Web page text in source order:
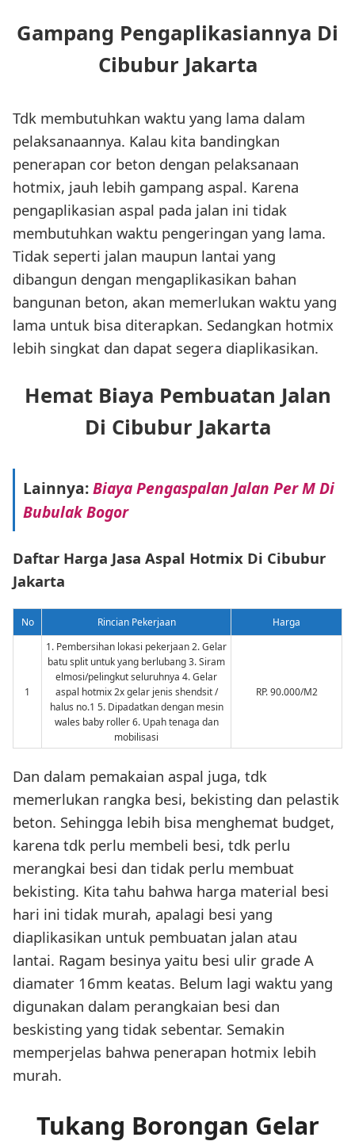
Gampang Pengaplikasiannya Di
Cibubur Jakarta
Tdk membutuhkan waktu yang lama dalam
pelaksanaannya. Kalau kita bandingkan
penerapan cor beton dengan pelaksanaan
hotmix, jauh lebih gampang aspal. Karena
pengaplikasian aspal pada jalan ini tidak
membutuhkan waktu pengeringan yang lama.
Tidak seperti jalan maupun lantai yang
dibangun dengan mengaplikasikan bahan
bangunan beton, akan memerlukan waktu yang
lama untuk bisa diterapkan. Sedangkan hotmix
lebih singkat dan dapat segera diaplikasikan.
Hemat Biaya Pembuatan Jalan
Di Cibubur Jakarta
Lainnya:Biaya Pengaspalan Jalan Per M Di
Bubulak Bogor
Daftar Harga Jasa Aspal Hotmix Di Cibubur
Jakarta
No Rincian Pekerjaan Harga
1
1. Pembersihan lokasi pekerjaan 2. Gelar
batu split untuk yang berlubang 3. Siram
elmosi/pelingkut seluruhnya 4. Gelar
aspal hotmix 2x gelar jenis shendsit /
halus no.1 5. Dipadatkan dengan mesin
wales baby roller 6. Upah tenaga dan
mobilisasi
RP. 90.000/M2
Dan dalam pemakaian aspal juga, tdk
memerlukan rangka besi, bekisting dan pelastik
beton. Sehingga lebih bisa menghemat budget,
karena tdk perlu membeli besi, tdk perlu
merangkai besi dan tidak perlu membuat
bekisting. Kita tahu bahwa harga material besi
hari ini tidak murah, apalagi besi yang
diaplikasikan untuk pembuatan jalan atau
lantai. Ragam besinya yaitu besi ulir grade A
diamater 16mm keatas. Belum lagi waktu yang
digunakan dalam perangkaian besi dan
beskisting yang tidak sebentar. Semakin
memperjelas bahwa penerapan hotmix lebih
murah.
Tukang Borongan Gelar